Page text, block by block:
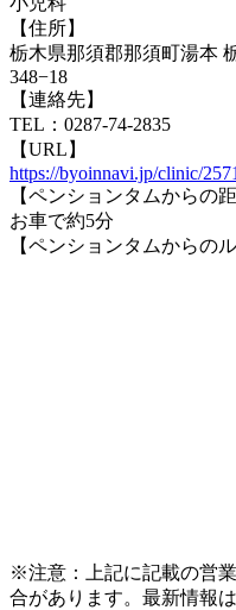
【住所】
栃木県那須郡那須町湯本
348−18
【連絡先】
TEL：0287-74-2835
【URL】
https://byoinnavi.jp/clinic/
【ペンションタムからの距
お車で約5分
【ペンションタムからの
※注意：上記に記載の営
合があります。最新情報